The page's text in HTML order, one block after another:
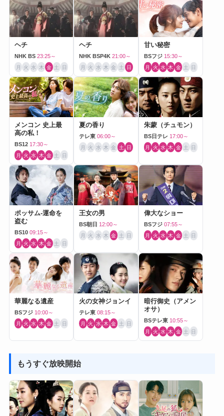
ヘチ
NHK BS 23:25～
月 火 水 木 金 土 日
ヘチ
NHK BSP4K 21:00～
月 火 水 木 金 土 日
甘い秘密
BSフジ 15:30～
月 火 水 木 金 土 日
メンコン 史上最
高の私！
BS12 17:30～
月 火 水 木 金 土 日
夏の香り
テレ東 06:00～
月 火 水 木 金 土 日
朱蒙（チュモン）
BS日テレ 17:00～
月 火 水 木 金 土 日
ポッサム-運命を
盗む
BS10 09:15～
月 火 水 木 金 土 日
王女の男
BS朝日 12:00～
月 火 水 木 金 土 日
偉大なショー
BSフジ 07:55～
月 火 水 木 金 土 日
華麗なる遺産
BSフジ 10:00～
月 火 水 木 金 土 日
火の女神ジョンイ
テレ東 08:15～
月 火 水 木 金 土 日
暗行御史（アメン
オサ）
BSテレ東 10:55～
月 火 水 木 金 土 日
もうすぐ放映開始